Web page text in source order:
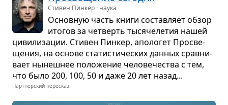
Стивен Пинкер · наука
Основ­ную часть книги состав­ляет обзор
ито­гов за чет­верть тыся­че­ле­тия нашей
циви­ли­за­ции. Сти­вен Пин­кер, апо­ло­гет Про­све­
ще­ния, на основе ста­ти­сти­че­ских дан­ных срав­ни­
вает нынеш­нее поло­же­ние чело­ве­че­ства с тем,
что было 200, 100, 50 и даже 20 лет назад...
Партнёрский пересказ